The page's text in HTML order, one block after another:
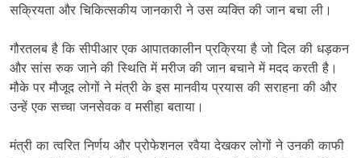
सक्रियता और चिकित्सकीय जानकारी ने उस व्यक्ति की जान बचा ली।
गौरतलब है कि सीपीआर एक आपातकालीन प्रक्रिया है जो दिल की धड़कन
और सांस रुक जाने की स्थिति में मरीज की जान बचाने में मदद करती है।
मौके पर मौजूद लोगों ने मंत्री के इस मानवीय प्रयास की सराहना की और
उन्हें एक सच्चा जनसेवक व मसीहा बताया।
मंत्री का त्वरित निर्णय और प्रोफेशनल रवैया देखकर लोगों ने उनकी काफी